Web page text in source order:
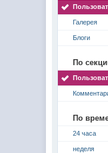
Галерея
Блоги
По
По
24 часа
неделя